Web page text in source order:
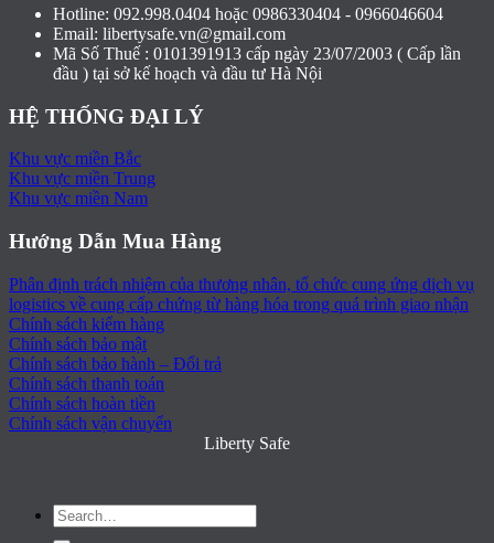
Hotline: 092.998.0404 hoặc 0986330404 - 0966046604
Email: libertysafe.vn@gmail.com
Mã Số Thuế : 0101391913 cấp ngày 23/07/2003 ( Cấp lần
đầu ) tại sở kế hoạch và đầu tư Hà Nội
HỆ THỐNG ĐẠI LÝ
Khu vực miền Bắc
Khu vực miền Trung
Khu vực miền Nam
Hướng Dẫn Mua Hàng
Phân định trách nhiệm của thương nhân, tổ chức cung ứng dịch vụ
logistics về cung cấp chứng từ hàng hóa trong quá trình giao nhận
Chính sách kiểm hàng
Chính sách bảo mật
Chính sách bảo hành – Đổi trả
Chính sách thanh toán
Chính sách hoàn tiền
Chính sách vận chuyển
Liberty Safe
Search
for: